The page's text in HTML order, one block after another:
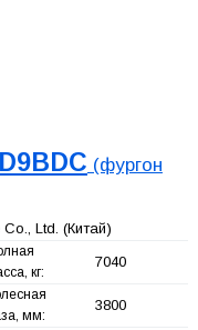
(фургон
Ltd. (Китай)
кг:
7040
мм:
3800